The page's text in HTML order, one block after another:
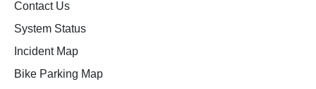
Contact Us
System Status
Incident Map
Bike Parking Map